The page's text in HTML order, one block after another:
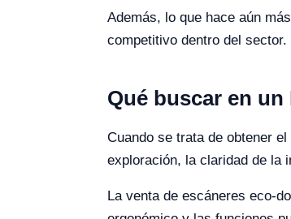
Además, lo que hace aún
competitivo dentro del
Qué buscar en
Cuando se trata de obtener
exploración, la claridad de la
La venta de escáneres eco-